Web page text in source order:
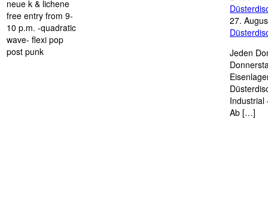
neue k & lichene
free entry from 9-
10 p.m. -quadratic
wave- flexi pop
post punk
27.
Jeden
Industrial
Ab […]